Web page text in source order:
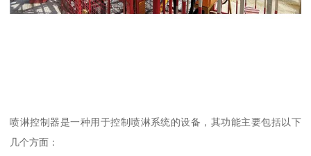
喷淋控制器是一种用于控制喷淋系统的设备，其功能主要包括以下
几个方面：